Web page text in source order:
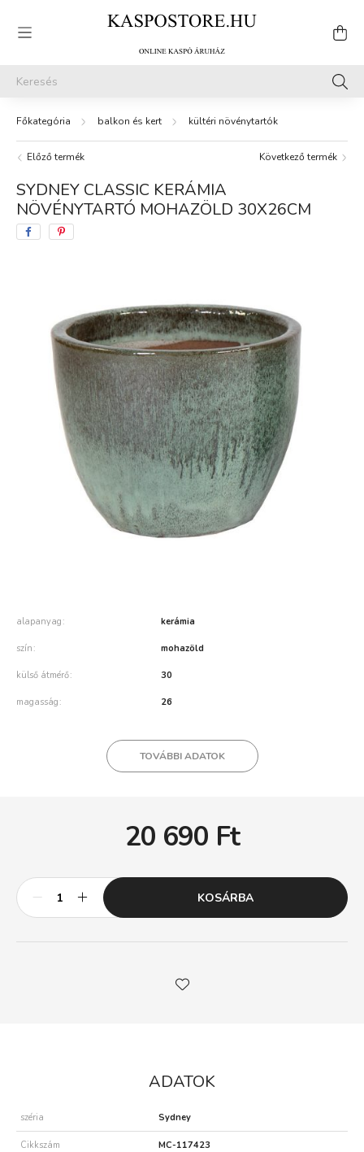
balkon és kert kültéri növénytartók
Előző termék Következő termék
SYDNEY CLASSIC KERÁMIA
NÖVÉNYTARTÓ MOHAZÖLD 30X26CM
alapanyag kerámia
szín mohazöld
külső átmérő 30
magasság 26
TOVÁBBI ADATOK
20 690 Ft
KOSÁRBA
ADATOK
széria Sydney
Cikkszám MC-117423